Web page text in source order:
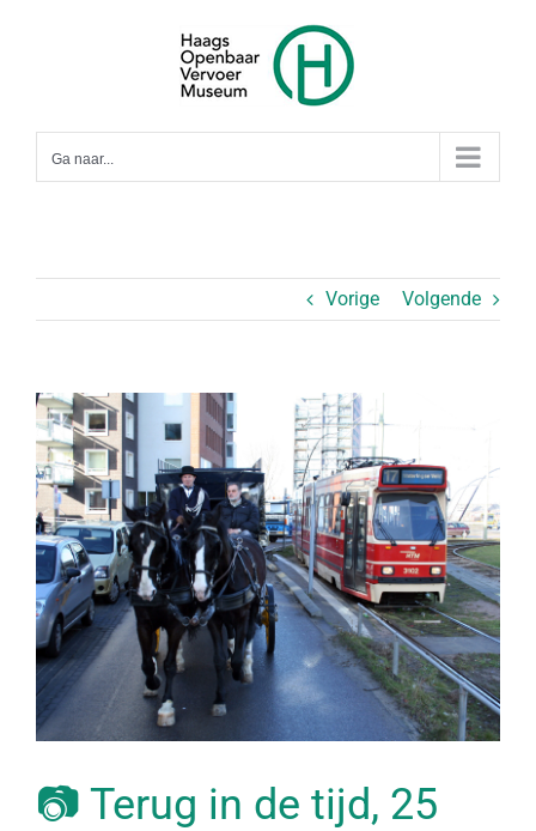
Ga naar...
Vorige Volgende
Bekijk
grotere
afbeelding
📷 Terug in de tijd, 25